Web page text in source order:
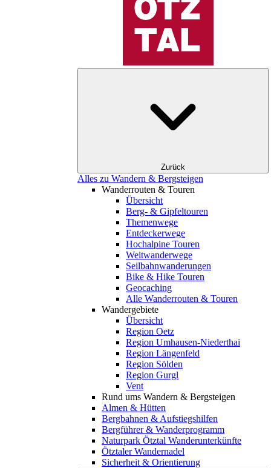
Zurück
Alles zu Wandern & Bergsteigen
Wanderrouten & Touren
Übersicht
Berg- & Gipfeltouren
Themenwege
Entdeckerwege
Hochalpine Touren
Weitwanderwege
Seilbahnwanderungen
Bike & Hike Touren
Geocaching
Alle Wanderrouten & Touren
Wandergebiete
Übersicht
Region Oetz
Region Umhausen-Niederthai
Region Längenfeld
Region Sölden
Region Gurgl
Vent
Rund ums Wandern & Bergsteigen
Almen & Hütten
Bergbahnen & Aufstiegshilfen
Bergführer & Wanderprogramm
Naturpark Ötztal Wanderunterkünfte
Ötztaler Wandernadel
Sicherheit & Orientierung